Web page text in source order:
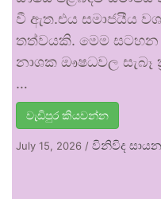
වී ඇත.එය සමාජයීය
තත්වයකි. මෙම සටහන
නාශක ඖෂධවල සැබෑ
…
වැඩිපුර කියවන්න
July 15, 2026 / විනිවිද